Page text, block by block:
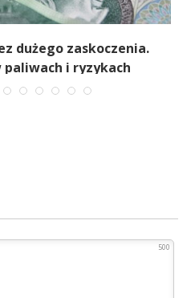
dużego zaskoczenia.
i ryzykach
500